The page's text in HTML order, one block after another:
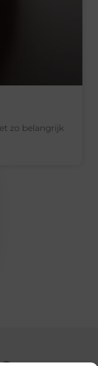
zo belangrijk